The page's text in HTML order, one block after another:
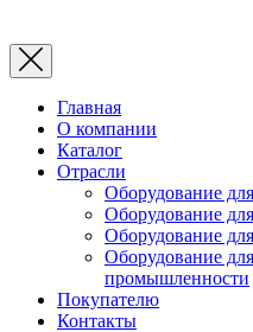
Главная
О компании
Каталог
Отрасли
Оборудование
Оборудование
Оборудование
Оборудование
промышленности
Покупателю
Контакты